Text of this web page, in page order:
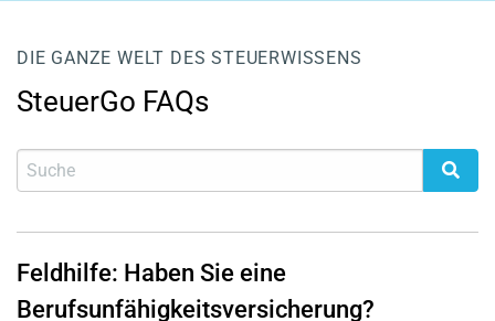
DIE GANZE WELT DES STEUERWISSENS
SteuerGo FAQs
Feldhilfe: Haben Sie eine
Berufsunfähigkeitsversicherung?